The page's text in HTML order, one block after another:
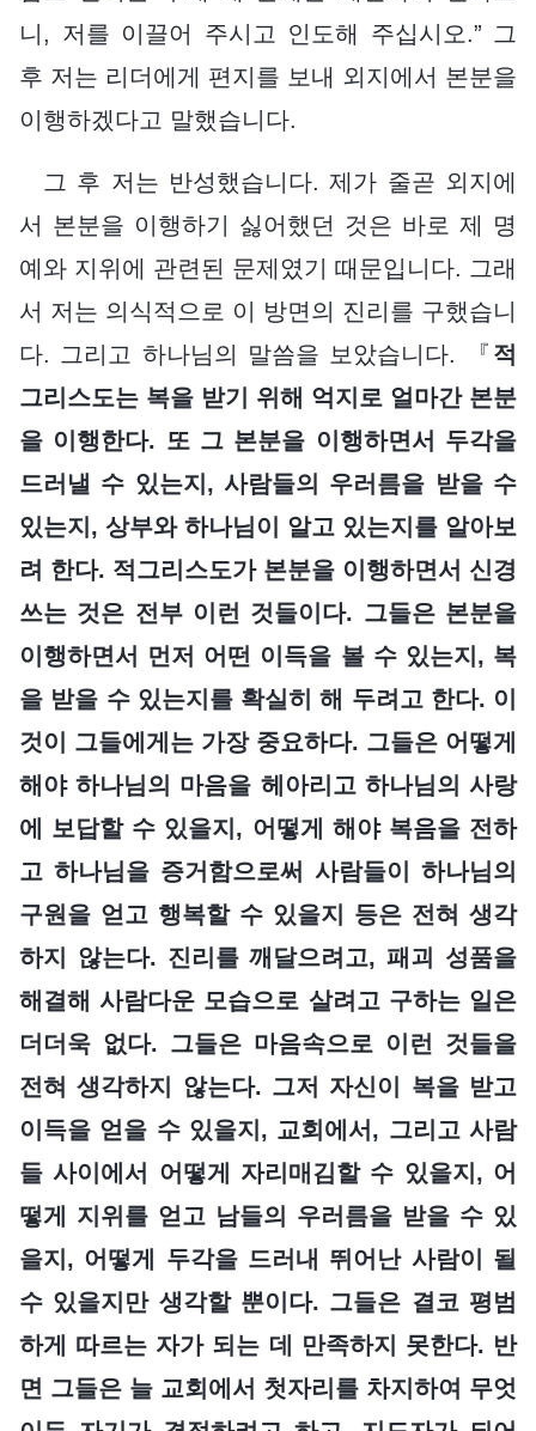
니, 저를 이끌어 주시고 인도해 주십시오.” 그
후 저는 리더에게 편지를 보내 외지에서 본분을
이행하겠다고 말했습니다.
그 후 저는 반성했습니다. 제가 줄곧 외지에
서 본분을 이행하기 싫어했던 것은 바로 제 명
예와 지위에 관련된 문제였기 때문입니다. 그래
서 저는 의식적으로 이 방면의 진리를 구했습니
다. 그리고 하나님의 말씀을 보았습니다. 『 적
그리스도는 복을 받기 위해 억지로 얼마간 본분
을 이행한다. 또 그 본분을 이행하면서 두각을
드러낼 수 있는지, 사람들의 우러름을 받을 수
있는지, 상부와 하나님이 알고 있는지를 알아보
려 한다. 적그리스도가 본분을 이행하면서 신경
쓰는 것은 전부 이런 것들이다. 그들은 본분을
이행하면서 먼저 어떤 이득을 볼 수 있는지, 복
을 받을 수 있는지를 확실히 해 두려고 한다. 이
것이 그들에게는 가장 중요하다. 그들은 어떻게
해야 하나님의 마음을 헤아리고 하나님의 사랑
에 보답할 수 있을지, 어떻게 해야 복음을 전하
고 하나님을 증거함으로써 사람들이 하나님의
구원을 얻고 행복할 수 있을지 등은 전혀 생각
하지 않는다. 진리를 깨달으려고, 패괴 성품을
해결해 사람다운 모습으로 살려고 구하는 일은
더더욱 없다. 그들은 마음속으로 이런 것들을
전혀 생각하지 않는다. 그저 자신이 복을 받고
이득을 얻을 수 있을지, 교회에서, 그리고 사람
들 사이에서 어떻게 자리매김할 수 있을지, 어
떻게 지위를 얻고 남들의 우러름을 받을 수 있
을지, 어떻게 두각을 드러내 뛰어난 사람이 될
수 있을지만 생각할 뿐이다. 그들은 결코 평범
하게 따르는 자가 되는 데 만족하지 못한다. 반
면 그들은 늘 교회에서 첫자리를 차지하여 무엇